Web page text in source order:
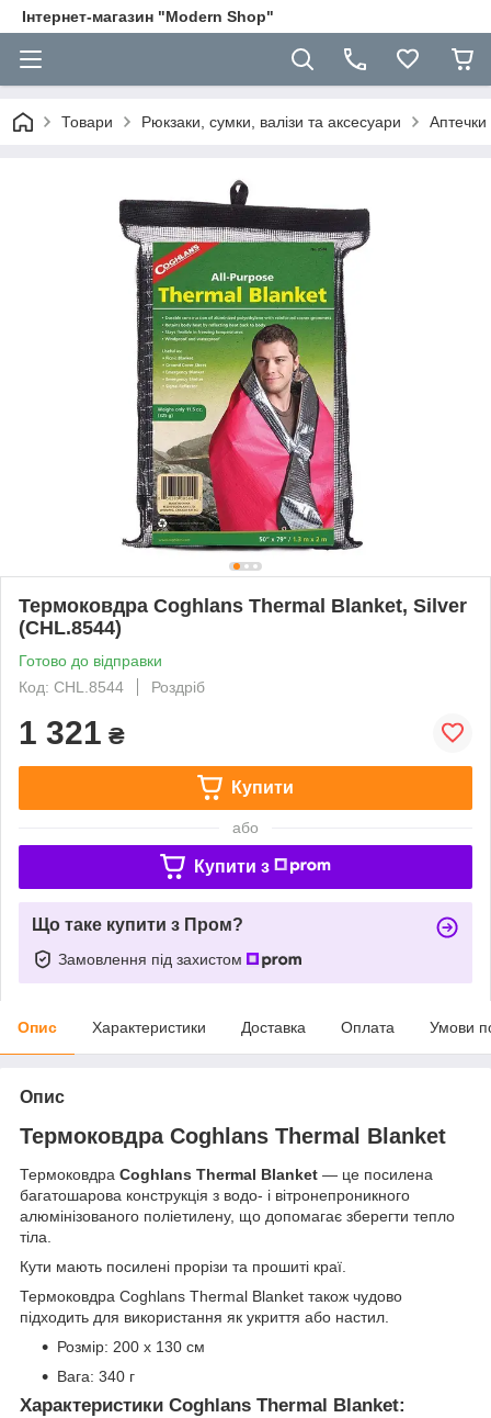
Інтернет-магазин "Modern Shop"
Товари Рюкзаки, сумки, валізи та аксесуари Аптечки
Термоковдра Coghlans Thermal Blanket, Silver
(CHL.8544)
Готово до відправки
Код: CHL.8544
Роздріб
1 321 ₴
Купити
або
Купити з
Що таке купити з Пром?
Замовлення під захистом
Опис Характеристики Доставка Оплата Умови
Опис
Термоковдра Coghlans Thermal Blanket
Термоковдра Coghlans Thermal Blanket — це посилена
багатошарова конструкція з водо- і вітронепроникного
алюмінізованого поліетилену, що допомагає зберегти тепло
тіла.
Кути мають посилені прорізи та прошиті краї.
Термоковдра Coghlans Thermal Blanket також чудово
підходить для використання як укриття або настил.
Розмір: 200 x 130 см
Вага: 340 г
Характеристики Coghlans Thermal Blanket: